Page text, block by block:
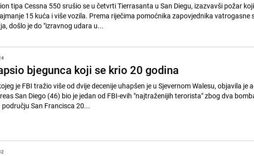
tipa Cessna 550 srušio se u četvrti Tierrasanta u San Diegu, izazvavši požar
15 kuća i više vozila. Prema riječima pomoćnika zapovjednika vatrogasne
došlo je do "izravnog udara u...
bjegunca koji se krio 20 godina
je FBI tražio više od dvije decenije uhapšen je u Sjevernom Walesu, objavila je
San Diego (46) bio je jedan od FBI-evih "najtraženijih terorista" zbog dva
San Francisca 20...